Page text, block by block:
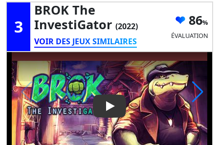
3
BROK The
InvestiGator (2022)
VOIR DES JEUX SIMILAIRES
86
ÉVALUATION
Play Video: BROK the